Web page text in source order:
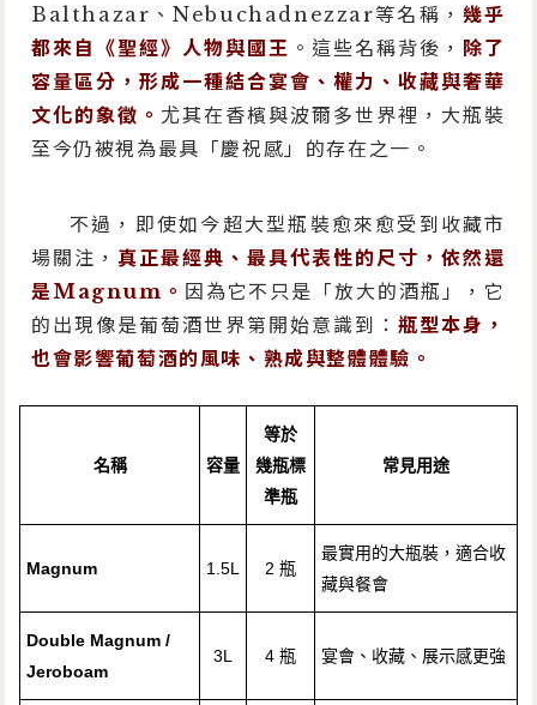
Balthazar、Nebuchadnezzar等名稱，幾乎
都來自《聖經》人物與國王 。這些名稱背後， 除了
容量區分，形成一種結合宴會、權力、收藏與奢華
文化的象徵。 尤其在香檳與波爾多世界裡，大瓶裝
至今仍被視為最具「慶祝感」的存在之一。
不過，即使如今超大型瓶裝愈來愈受到收藏市
場關注，真正最經典、最具代表性的尺寸，依然還
是Magnum。 因為它不只是「放大的酒瓶」，它
的出現像是葡萄酒世界第開始意識到：瓶型本身，
也會影響葡萄酒的風味、熟成與整體體驗。
名稱 容量
等於
幾瓶標
準瓶
常見用途
Magnum 1.5L 2 瓶
最實用的大瓶裝，適合收
藏與餐會
Double Magnum /
Jeroboam
3L 4 瓶 宴會、收藏、展示感更強